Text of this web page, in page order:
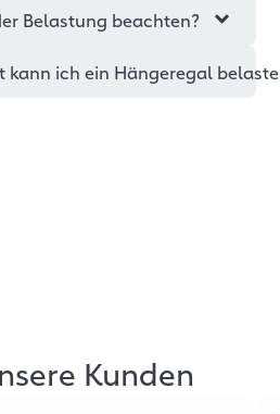
Belastung beachten?
kann ich ein Hängeregal
Kunden